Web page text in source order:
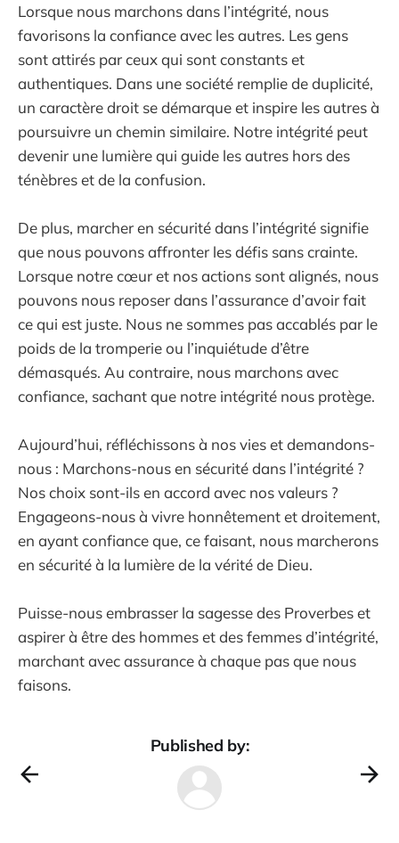
Lorsque nous marchons dans l’intégrité, nous
favorisons la confiance avec les autres. Les gens
sont attirés par ceux qui sont constants et
authentiques. Dans une société remplie de duplicité,
un caractère droit se démarque et inspire les autres à
poursuivre un chemin similaire. Notre intégrité peut
devenir une lumière qui guide les autres hors des
ténèbres et de la confusion.
De plus, marcher en sécurité dans l’intégrité signifie
que nous pouvons affronter les défis sans crainte.
Lorsque notre cœur et nos actions sont alignés, nous
pouvons nous reposer dans l’assurance d’avoir fait
ce qui est juste. Nous ne sommes pas accablés par le
poids de la tromperie ou l’inquiétude d’être
démasqués. Au contraire, nous marchons avec
confiance, sachant que notre intégrité nous protège.
Aujourd’hui, réfléchissons à nos vies et demandons-
nous : Marchons-nous en sécurité dans l’intégrité ?
Nos choix sont-ils en accord avec nos valeurs ?
Engageons-nous à vivre honnêtement et droitement,
en ayant confiance que, ce faisant, nous marcherons
en sécurité à la lumière de la vérité de Dieu.
Puisse-nous embrasser la sagesse des Proverbes et
aspirer à être des hommes et des femmes d’intégrité,
marchant avec assurance à chaque pas que nous
faisons.
Published by: